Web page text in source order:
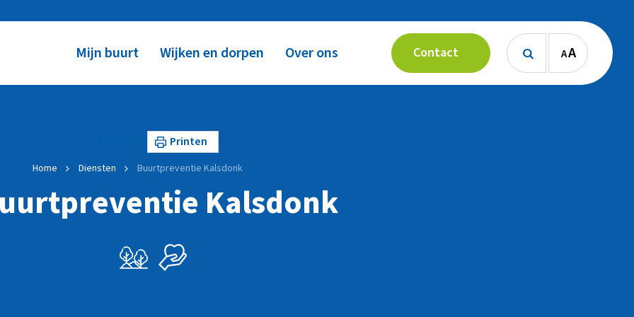
Mijn buurt Wijken en dorpen Over ons Contact  AA
Printen
Home Diensten Buurtpreventie Kalsdonk
Kalsdonk